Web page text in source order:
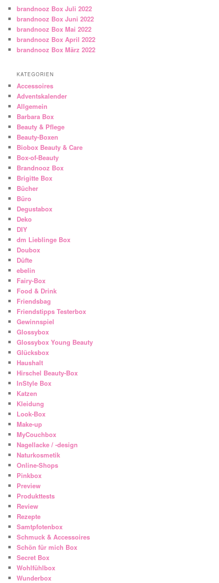
brandnooz Box Juli 2022
brandnooz Box Juni 2022
brandnooz Box Mai 2022
brandnooz Box April 2022
brandnooz Box März 2022
KATEGORIEN
Accessoires
Adventskalender
Allgemein
Barbara Box
Beauty & Pflege
Beauty-Boxen
Biobox Beauty & Care
Box-of-Beauty
Brandnooz Box
Brigitte Box
Bücher
Büro
Degustabox
Deko
DIY
dm Lieblinge Box
Doubox
Düfte
ebelin
Fairy-Box
Food & Drink
Friendsbag
Friendstipps Testerbox
Gewinnspiel
Glossybox
Glossybox Young Beauty
Glücksbox
Haushalt
Hirschel Beauty-Box
InStyle Box
Katzen
Kleidung
Look-Box
Make-up
MyCouchbox
Nagellacke / -design
Naturkosmetik
Online-Shops
Pinkbox
Preview
Produkttests
Review
Rezepte
Samtpfotenbox
Schmuck & Accessoires
Schön für mich Box
Secret Box
Wohlfühlbox
Wunderbox